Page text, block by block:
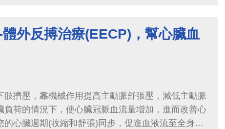
外反搏治療(EECP)，幫心臟血
肢擠壓，靠機械作用提高主動脈舒張壓，減低主動脈
負荷的情況下，使心臟冠脈血流量增加，進而改善心
的心臟週期(收縮和舒張)同步，促進血液流至全身，